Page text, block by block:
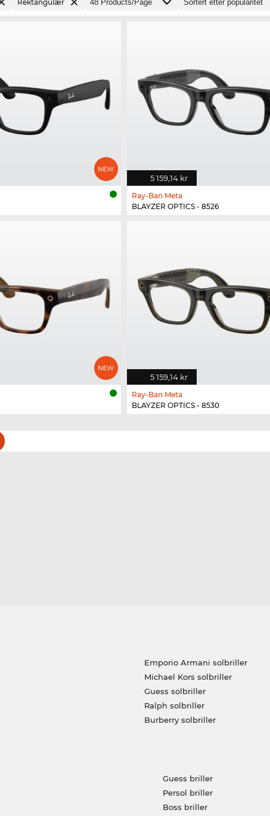
Rektangulær
5 159,14 kr
Ray-Ban Meta
BLAYZER OPTICS - 8526
5 159,14 kr
Ray-Ban Meta
BLAYZER OPTICS - 8530
Emporio Armani solbriller
Michael Kors solbriller
Guess solbriller
Ralph solbriller
Burberry solbriller
Guess briller
Persol briller
Boss briller